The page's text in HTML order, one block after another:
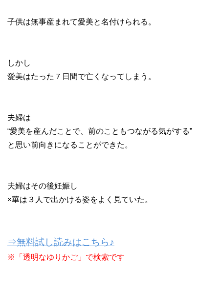
子供は無事産まれて愛美と名付けられる。
しかし
愛美はたった７日間で亡くなってしまう。
夫婦は
“愛美を産んだことで、前のこともつながる気がする”
と思い前向きになることができた。
夫婦はその後妊娠し
×華は３人で出かける姿をよく見ていた。
⇒無料試し読みはこちら♪
※「透明なゆりかご」で検索です